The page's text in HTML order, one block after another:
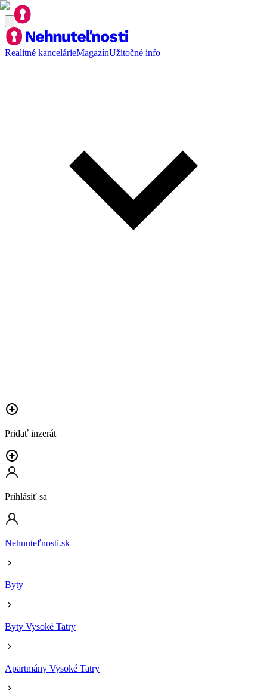
Realitné kancelárieMagazínUžitočné info
Pridať inzerát
Prihlásiť sa
Nehnuteľnosti.sk
Byty
Byty Vysoké Tatry
Apartmány Vysoké Tatry